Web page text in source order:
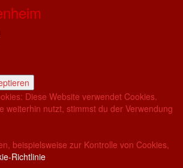
Diese Website verwendet Cookies.
weiterhin nutzt, stimmst du der Verwendung
beispielsweise zur Kontrolle von Cookies,
Richtlinie